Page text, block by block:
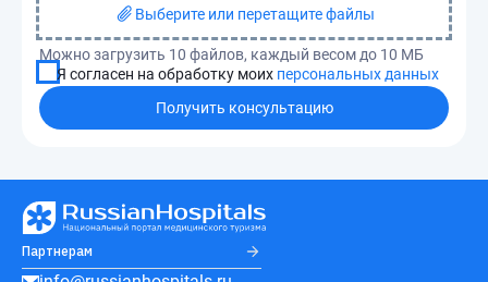
Выберите или перетащите файлы
Можно загрузить 10 файлов, каждый весом до 10 МБ
Я согласен на обработку моих персональных данных
Получить консультацию
Партнерам